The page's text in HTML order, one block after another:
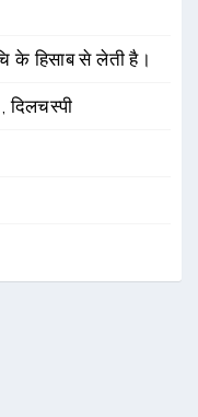
के हिसाब से लेती है।
,दिलचस्पी